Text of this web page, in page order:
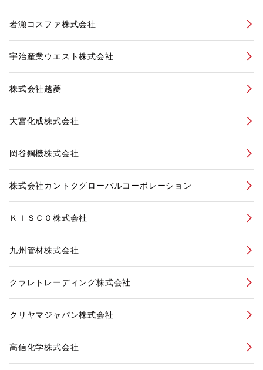
岩瀬コスファ株式会社
宇治産業ウエスト株式会社
株式会社越菱
大宮化成株式会社
岡谷鋼機株式会社
株式会社カントクグローバルコーポレーション
ＫＩＳＣＯ株式会社
九州管材株式会社
クラレトレーディング株式会社
クリヤマジャパン株式会社
高信化学株式会社